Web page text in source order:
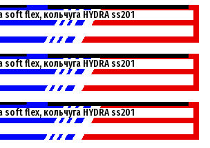
L45100P
soft flex, кольчуга HYDRA ss201
L45120P
soft flex, кольчуга HYDRA ss201
L45150P
soft flex, кольчуга HYDRA ss201